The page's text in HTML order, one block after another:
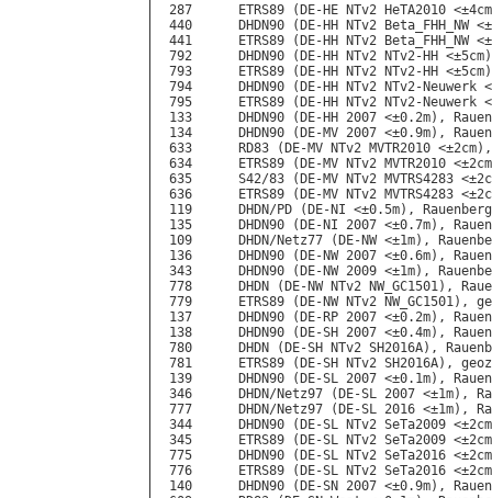
287      ETRS89 (DE-HE NTv2 HeTA2010
440      DHDN90 (DE-HH NTv2 Beta_FHH_NW
441      ETRS89 (DE-HH NTv2 Beta_FHH_NW
792      DHDN90 (DE-HH NTv2 NTv2-HH
793      ETRS89 (DE-HH NTv2 NTv2-HH
794      DHDN90 (DE-HH NTv2 NTv2-Neuwerk
795      ETRS89 (DE-HH NTv2 NTv2-Neuwerk
133      DHDN90 (DE-HH 2007 <±0.2m),
134      DHDN90 (DE-MV 2007 <±0.9m),
633      RD83 (DE-MV NTv2 MVTR2010
634      ETRS89 (DE-MV NTv2 MVTR2010
635      S42/83 (DE-MV NTv2 MVTRS4283
636      ETRS89 (DE-MV NTv2 MVTRS4283
119      DHDN/PD (DE-NI <±0.5m),
135      DHDN90 (DE-NI 2007 <±0.7m),
109      DHDN/Netz77 (DE-NW <±1m),
136      DHDN90 (DE-NW 2007 <±0.6m),
343      DHDN90 (DE-NW 2009 <±1m),
778      DHDN (DE-NW NTv2 NW_GC1501),
779      ETRS89 (DE-NW NTv2 NW_GC1501),
137      DHDN90 (DE-RP 2007 <±0.2m),
138      DHDN90 (DE-SH 2007 <±0.4m),
780      DHDN (DE-SH NTv2 SH2016A),
781      ETRS89 (DE-SH NTv2 SH2016A),
139      DHDN90 (DE-SL 2007 <±0.1m),
346      DHDN/Netz97 (DE-SL 2007 <±1m),
777      DHDN/Netz97 (DE-SL 2016 <±1m),
344      DHDN90 (DE-SL NTv2 SeTa2009
345      ETRS89 (DE-SL NTv2 SeTa2009
775      DHDN90 (DE-SL NTv2 SeTa2016
776      ETRS89 (DE-SL NTv2 SeTa2016
140      DHDN90 (DE-SN 2007 <±0.9m),